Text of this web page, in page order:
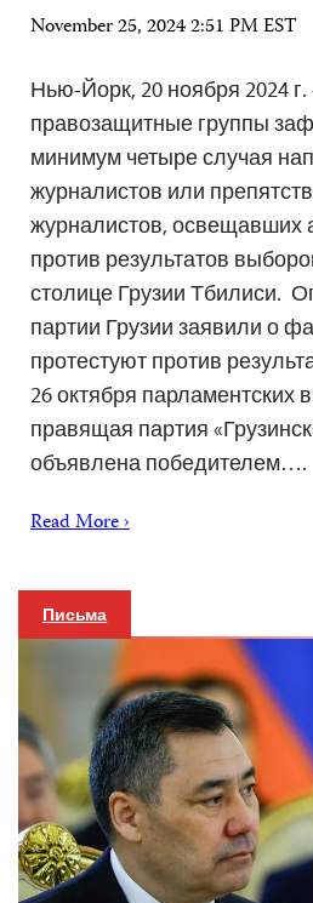
November 25, 2024 2:51 PM EST
Нью-Йорк, 20 ноября 2024
правозащитные группы
минимум четыре случая
журналистов или
журналистов, освещавших
против результатов
столице Грузии Тбилиси.
партии Грузии заявили о
протестуют против
26 октября парламентских
правящая партия
объявлена ​​победителем….
Read More ›
Письма